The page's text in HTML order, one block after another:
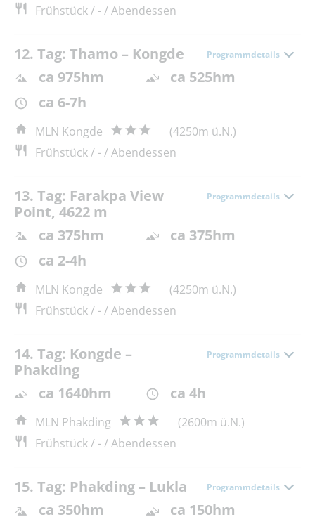
Frühstück / - / Abendessen
12. Tag: Thamo – Kongde Programmdetails
ca 975hm
ca 525hm
ca 6-7h
MLN Kongde
(4250m ü.N.)
Frühstück / - / Abendessen
13. Tag: Farakpa View
Point, 4622 m
Programmdetails
ca 375hm
ca 375hm
ca 2-4h
MLN Kongde
(4250m ü.N.)
Frühstück / - / Abendessen
14. Tag: Kongde –
Phakding
Programmdetails
ca 1640hm ca 4h
MLN Phakding
(2600m ü.N.)
Frühstück / - / Abendessen
15. Tag: Phakding – Lukla Programmdetails
ca 350hm
ca 150hm